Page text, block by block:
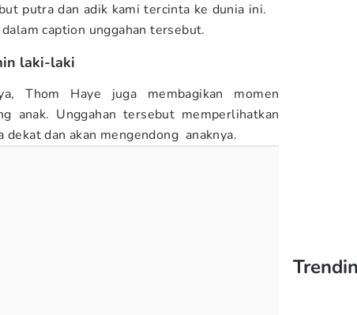
putra dan adik kami tercinta ke dunia ini.
caption unggahan tersebut.
laki-laki
Thom Haye juga membagikan momen
anak. Unggahan tersebut memperlihatkan
dekat dan akan mengendong anaknya.